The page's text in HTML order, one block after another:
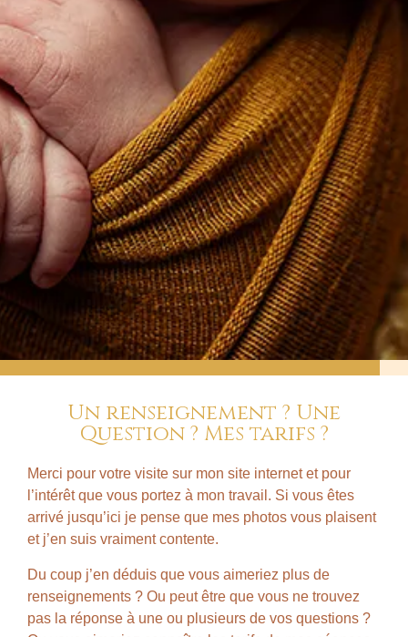
Un renseignement ? Une
Question ? Mes tarifs ?
Merci pour votre visite sur mon site internet et pour
l’intérêt que vous portez à mon travail. Si vous êtes
arrivé jusqu’ici je pense que mes photos vous plaisent
et j’en suis vraiment contente.
Du coup j’en déduis que vous aimeriez plus de
renseignements ? Ou peut être que vous ne trouvez
pas la réponse à une ou plusieurs de vos questions ?